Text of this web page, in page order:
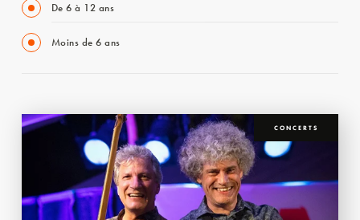
De 6 à 12 ans
Moins de 6 ans
CONCERTS